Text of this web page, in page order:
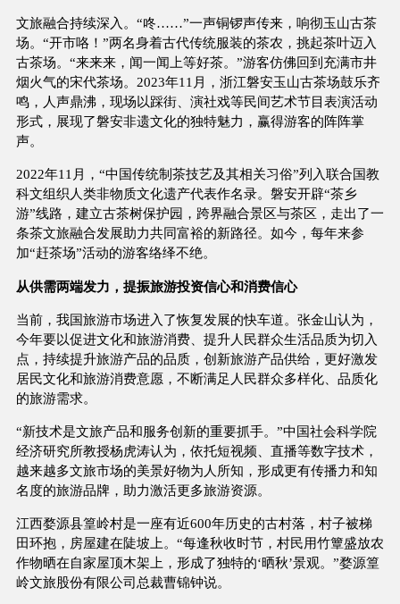
文旅融合持续深入。“咚……”一声铜锣声传来，响彻玉山古茶
场。“开市咯！”两名身着古代传统服装的茶农，挑起茶叶迈入
古茶场。“来来来，闻一闻上等好茶。”游客仿佛回到充满市井
烟火气的宋代茶场。2023年11月，浙江磐安玉山古茶场鼓乐齐
鸣，人声鼎沸，现场以踩街、演社戏等民间艺术节目表演活动
形式，展现了磐安非遗文化的独特魅力，赢得游客的阵阵掌
声。
2022年11月，“中国传统制茶技艺及其相关习俗”列入联合国教
科文组织人类非物质文化遗产代表作名录。磐安开辟“茶乡
游”线路，建立古茶树保护园，跨界融合景区与茶区，走出了一
条茶文旅融合发展助力共同富裕的新路径。如今，每年来参
加“赶茶场”活动的游客络绎不绝。
从供需两端发力，提振旅游投资信心和消费信心
当前，我国旅游市场进入了恢复发展的快车道。张金山认为，
今年要以促进文化和旅游消费、提升人民群众生活品质为切入
点，持续提升旅游产品的品质，创新旅游产品供给，更好激发
居民文化和旅游消费意愿，不断满足人民群众多样化、品质化
的旅游需求。
“新技术是文旅产品和服务创新的重要抓手。”中国社会科学院
经济研究所教授杨虎涛认为，依托短视频、直播等数字技术，
越来越多文旅市场的美景好物为人所知，形成更有传播力和知
名度的旅游品牌，助力激活更多旅游资源。
江西婺源县篁岭村是一座有近600年历史的古村落，村子被梯
田环抱，房屋建在陡坡上。“每逢秋收时节，村民用竹簟盛放农
作物晒在自家屋顶木架上，形成了独特的‘晒秋’景观。”婺源篁
岭文旅股份有限公司总裁曹锦钟说。